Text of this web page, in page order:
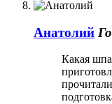
Анатолий
Какая